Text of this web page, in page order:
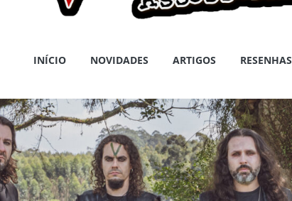
INÍCIO NOVIDADES ARTIGOS RESENHAS